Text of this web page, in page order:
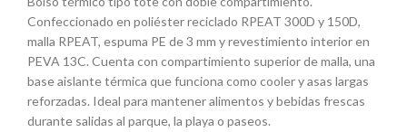
Confeccionado en poliéster reciclado RPEAT 300D y 150D,
malla RPEAT, espuma PE de 3 mm y revestimiento interior en
PEVA 13C. Cuenta con compartimiento superior de malla, una
base aislante térmica que funciona como cooler y asas largas
reforzadas. Ideal para mantener alimentos y bebidas frescas
durante salidas al parque, la playa o paseos.